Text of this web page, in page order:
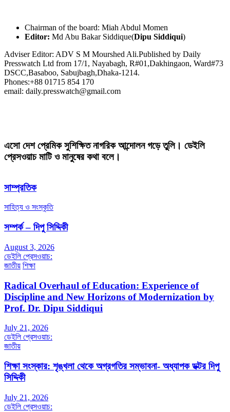
Chairman of the board: Miah Abdul Momen
Editor: Md Abu Bakar Siddique(Dipu Siddiqui)
Adviser Editor: ADV S M Mourshed Ali.Published by Daily
Presswatch Ltd from 17/1, Nayabagh, R#01,Dakhingaon, Ward#73
DSCC,Basaboo, Sabujbagh,Dhaka-1214.
Phones:+88 01715 854 170
email: daily.presswatch@gmail.com
এসো দেশ প্রেমিক সুশিক্ষিত নাগরিক আন্দোলন গড়ে তুলি। ডেইলি
প্রেসওয়াচ মাটি ও মানুষের কথা বলে।
সাম্প্রতিক
সাহিত্য ও সংস্কৃতি
সম্পর্ক – দিপু সিদ্দিকী
August 3, 2026
ডেইলি প্রেসওয়াচ:
জাতীয় শিক্ষা
Radical Overhaul of Education: Experience of
Discipline and New Horizons of Modernization by
Prof. Dr. Dipu Siddiqui
July 21, 2026
ডেইলি প্রেসওয়াচ:
জাতীয়
শিক্ষা সংস্কার: শৃঙ্খলা থেকে অগ্রগতির সম্ভাবনা- অধ্যাপক ডক্টর দিপু
সিদ্দিকী
July 21, 2026
ডেইলি প্রেসওয়াচ: